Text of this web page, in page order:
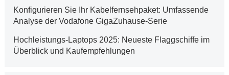
Konfigurieren Sie Ihr Kabelfernsehpaket: Umfassende
Analyse der Vodafone GigaZuhause-Serie
Hochleistungs-Laptops 2025: Neueste Flaggschiffe im
Überblick und Kaufempfehlungen